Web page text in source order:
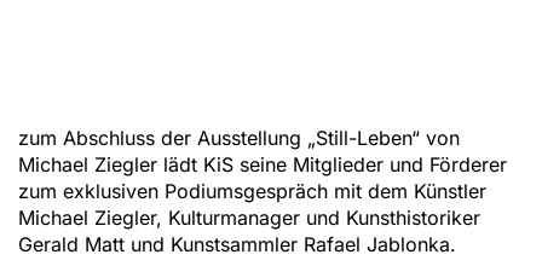
zum Abschluss der Ausstellung „Still-Leben“ von
Michael Ziegler lädt KiS seine Mitglieder und Förderer
zum exklusiven Podiumsgespräch mit dem Künstler
Michael Ziegler, Kulturmanager und Kunsthistoriker
Gerald Matt und Kunstsammler Rafael Jablonka.